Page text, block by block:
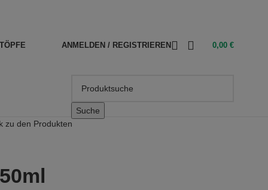
TÖPFE ANMELDEN / REGISTRIEREN 0,00 €
Suche
zu den Produkten